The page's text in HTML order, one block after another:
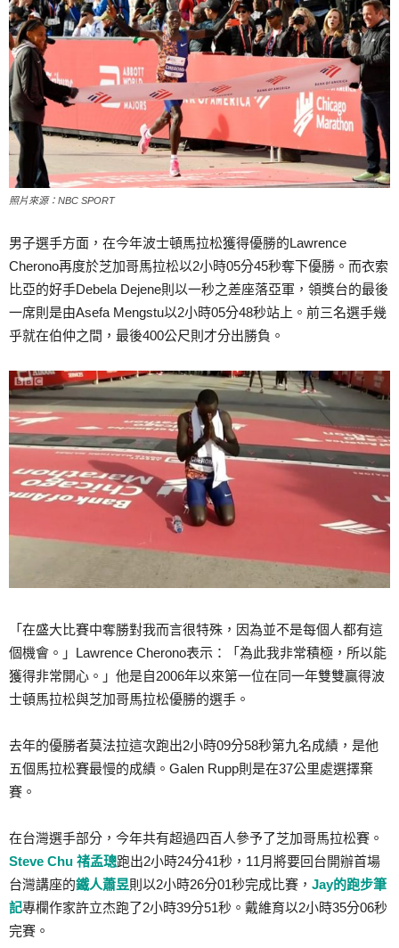
照片來源：NBC SPORT
男子選手方面，在今年波士頓馬拉松獲得優勝的Lawrence
Cherono再度於芝加哥馬拉松以2小時05分45秒奪下優勝。而衣索
比亞的好手Debela Dejene則以一秒之差座落亞軍，領獎台的最後
一席則是由Asefa Mengstu以2小時05分48秒站上。前三名選手幾
乎就在伯仲之間，最後400公尺則才分出勝負。
「在盛大比賽中奪勝對我而言很特殊，因為並不是每個人都有這
個機會。」Lawrence Cherono表示：「為此我非常積極，所以能
獲得非常開心。」他是自2006年以來第一位在同一年雙雙贏得波
士頓馬拉松與芝加哥馬拉松優勝的選手。
去年的優勝者莫法拉這次跑出2小時09分58秒第九名成績，是他
五個馬拉松賽最慢的成績。Galen Rupp則是在37公里處選擇棄
賽。
在台灣選手部分，今年共有超過四百人參予了芝加哥馬拉松賽。
Steve Chu 禇孟璁跑出2小時24分41秒，11月將要回台開辦首場
台灣講座的鐵人蕭昱則以2小時26分01秒完成比賽， Jay的跑步筆
記專欄作家許立杰跑了2小時39分51秒。戴維育以2小時35分06秒
完賽。